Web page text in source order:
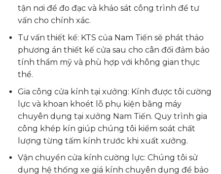
tận nơi để đo đạc và khảo sát công trình để tư
vấn cho chính xác.
Tư vấn thiết kế: KTS của Nam Tiến sẽ phát thảo
phương án thiết kế cửa sau cho cân đối đảm bảo
tính thẩm mỹ và phù hợp với không gian thực
thể.
Gia công cửa kính tại xưởng: Kính được tôi cường
lực và khoan khoét lỗ phụ kiện bằng máy
chuyên dụng tại xưởng Nam Tiến. Quy trình gia
công khép kín giúp chúng tôi kiểm soát chất
lượng từng tấm kính trước khi xuất xưởng.
Vận chuyển cửa kính cường lực: Chúng tôi sử
dụng hệ thống xe giá kính chuyên dụng để bảo